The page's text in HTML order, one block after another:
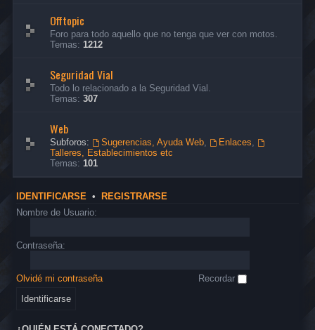
Offtopic
Foro para todo aquello que no tenga que ver con motos.
Temas: 1212
Seguridad Vial
Todo lo relacionado a la Seguridad Vial.
Temas: 307
Web
Subforos: Sugerencias, Ayuda Web, Enlaces,
Talleres, Establecimientos etc
Temas: 101
IDENTIFICARSE • REGISTRARSE
Nombre de Usuario:
Contraseña:
Olvidé mi contraseña Recordar